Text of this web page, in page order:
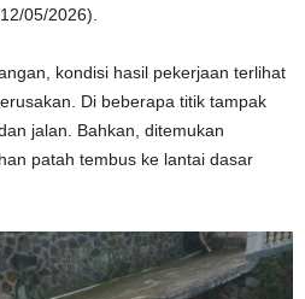
05/2026).
kondisi hasil pekerjaan terlihat
Di beberapa titik tampak
jalan. Bahkan, ditemukan
patah tembus ke lantai dasar